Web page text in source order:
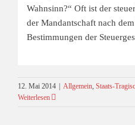
Wahnsinn?“ Oft ist der
der Mandantschaft nach
Bestimmungen der
12. Mai 2014 Allgemein, Staats-
Weiterlesen